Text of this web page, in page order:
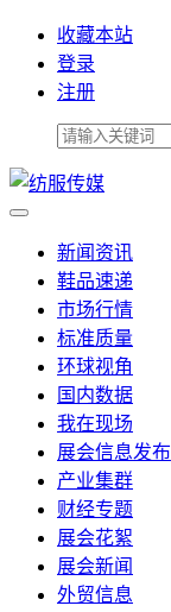
收藏本站
登录
注册
新闻资讯
鞋品速递
市场行情
标准质量
环球视角
国内数据
我在现场
展会信息发布
产业集群
财经专题
展会花絮
展会新闻
外贸信息